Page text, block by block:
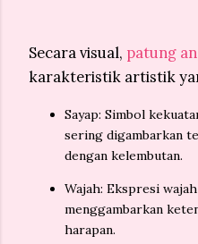
Secara visual, patung
karakteristik artistik
Sayap: Simbol
sering digambarkan
dengan kelembutan.
Wajah: Ekspresi
menggambarkan
harapan.